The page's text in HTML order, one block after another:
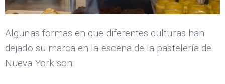
Algunas formas en que diferentes culturas han
dejado su marca en la escena de la pastelería de
Nueva York son: